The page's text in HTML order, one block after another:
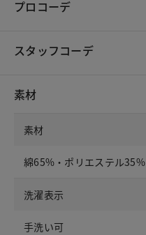
プロコーデ
スタッフコーデ
素材
素材
綿65%・ポリエステル35%
洗濯表示
手洗い可